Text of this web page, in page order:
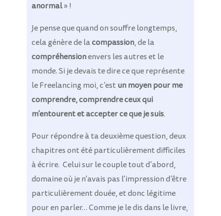
anormal» !
Je pense que quand on souffre longtemps,
cela génère de lacompassion, de la
compréhensionenvers les autres et le
monde. Si je devais te dire ce que représente
le Freelancing moi, c’estun moyen pour me
comprendre, comprendre ceux qui
m’entourent et accepter ce que je suis.
Pour répondre à ta deuxième question, deux
chapitres ont été particulièrement difficiles
à écrire. Celui sur le couple tout d’abord,
domaine où je n’avais pas l’impression d’être
particulièrement douée, et donc légitime
pour en parler… Comme je le dis dans le livre,